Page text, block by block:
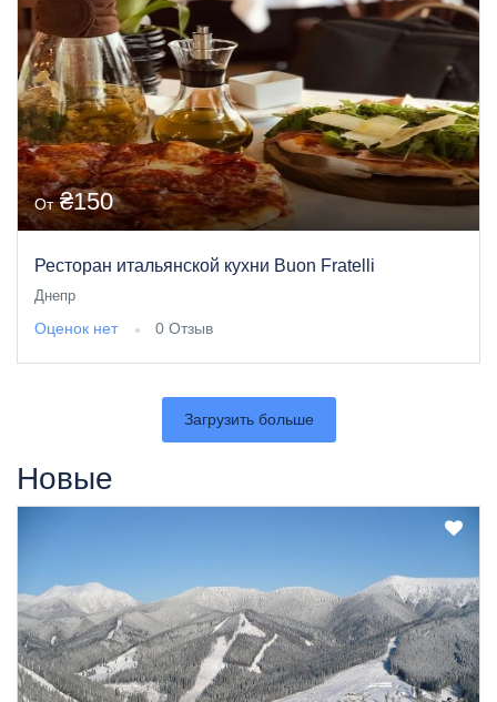
От₴150
Ресторан итальянской кухни Buon Fratelli
Днепр
Оценок нет 0 Отзыв
Загрузить больше
Новые